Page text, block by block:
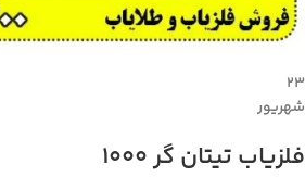
۲۳
شهریور
فلزیاب تیتان گر 1000